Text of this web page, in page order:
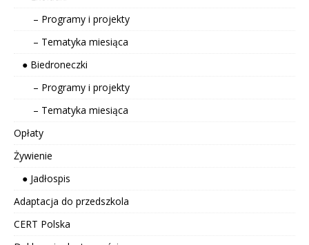
– Programy i projekty
– Tematyka miesiąca
● Biedroneczki
– Programy i projekty
– Tematyka miesiąca
Opłaty
Żywienie
● Jadłospis
Adaptacja do przedszkola
CERT Polska